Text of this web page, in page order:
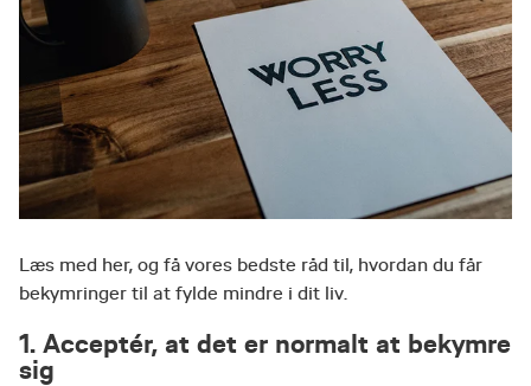
Læs med her, og få vores bedste råd til, hvordan du får
bekymringer til at fylde mindre i dit liv.
1. Acceptér, at det er normalt at bekymre
sig